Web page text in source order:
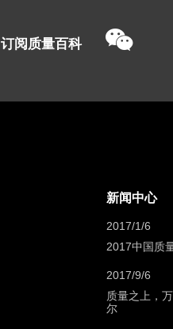
订阅质量百科
新闻中心
2017/1/6
2017中国质
2017/9/6
质量之上，
尔